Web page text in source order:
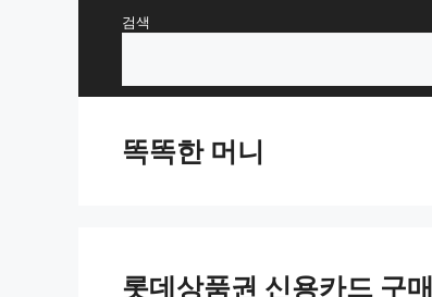
검색
똑똑한 머니
롯데상품권 신용카드 구매